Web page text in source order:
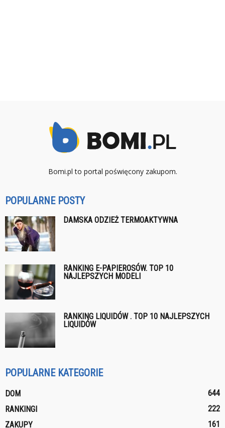
Bomi.pl to portal poświęcony zakupom.
POPULARNE POSTY
DAMSKA ODZIEŻ TERMOAKTYWNA
RANKING E-PAPIEROSÓW. TOP 10
NAJLEPSZYCH MODELI
RANKING LIQUIDÓW . TOP 10 NAJLEPSZYCH
LIQUIDÓW
POPULARNE KATEGORIE
DOM
644
RANKINGI
222
ZAKUPY
161